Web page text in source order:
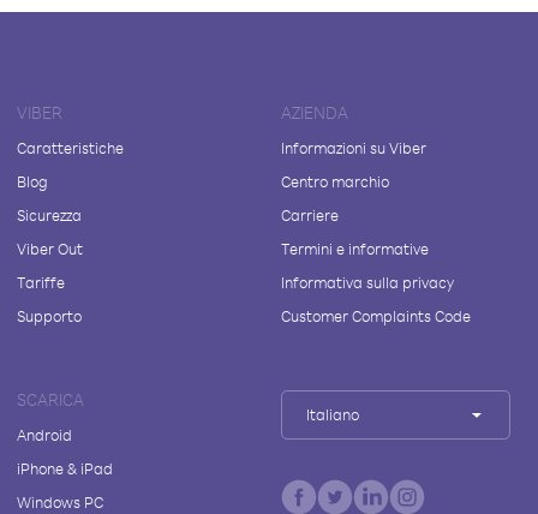
VIBER
Caratteristiche
Blog
Sicurezza
Viber Out
Tariffe
Supporto
AZIENDA
Informazioni su Viber
Centro marchio
Carriere
Termini e informative
Informativa sulla privacy
Customer Complaints Code
SCARICA
Android
iPhone & iPad
Windows PC
Italiano